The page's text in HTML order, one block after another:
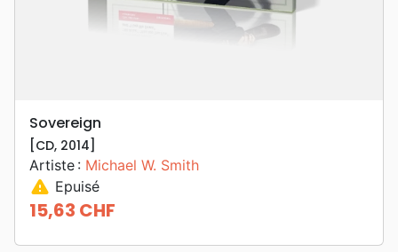
Sovereign
[CD, 2014]
Artiste : Michael W. Smith
warning Epuisé
Prix
15,63 CHF